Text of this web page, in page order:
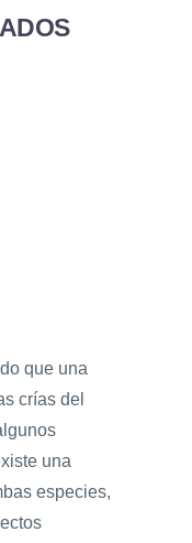
que una
crías del
una
especies,